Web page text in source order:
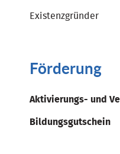
Existenzgründer
Förderung
Aktivierungs- und
Bildungsgutschein